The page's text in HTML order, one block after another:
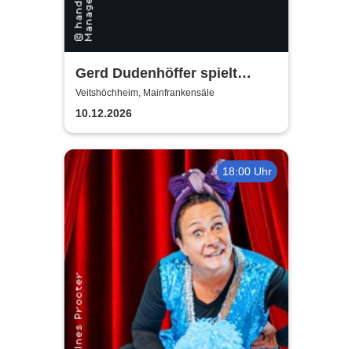
Gerd Dudenhöffer spielt
Heinz Becker
Veitshöchheim, Mainfrankensäle
10.12.2026
18:00 Uhr